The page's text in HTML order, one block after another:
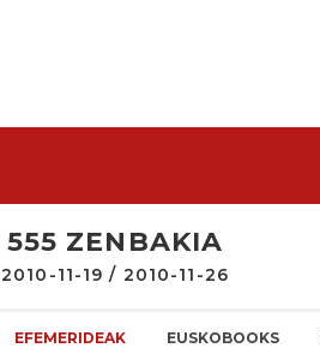
555 ZENBAKIA
2010-11-19 / 2010-11-26
EFEMERIDEAK EUSKOBOOKS